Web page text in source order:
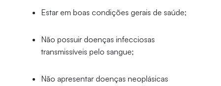
Estar em boas condições gerais de saúde;
Não possuir doenças infecciosas
transmissíveis pelo sangue;
Não apresentar doenças neoplásicas